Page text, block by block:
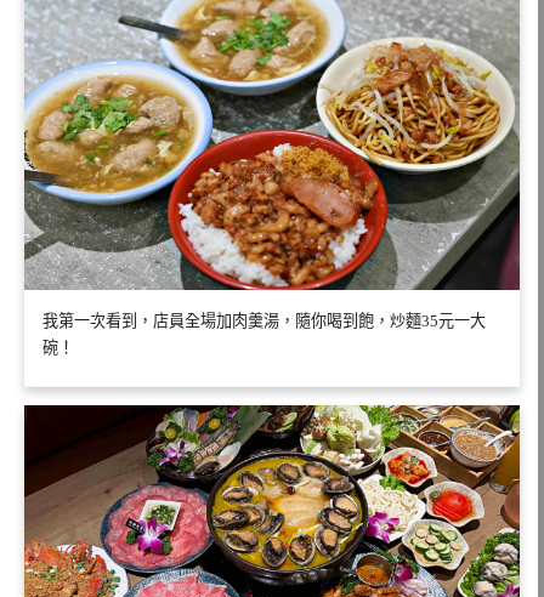
我第一次看到，店員全場加肉羹湯，隨你喝到飽，炒麵35元一大
碗！